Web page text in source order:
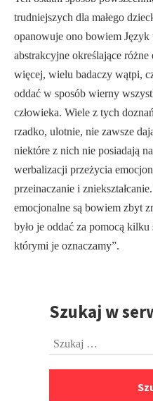
trudniejszych dla małego
opanowuje ono bowiem
abstrak­cyjne określające
więcej, wielu badaczy wątpi,
oddać w sposób wierny
człowieka. Wiele z tych
rzadko, ulotnie, nie zawsze
niektóre z nich nie posiadają
werbalizacji przeżycia
przeinaczanie i
emocjonalne są bowiem zbyt
było je oddać za pomocą
którymi je oznaczamy”.
PrzejdźSzukaj w
Szukaj: